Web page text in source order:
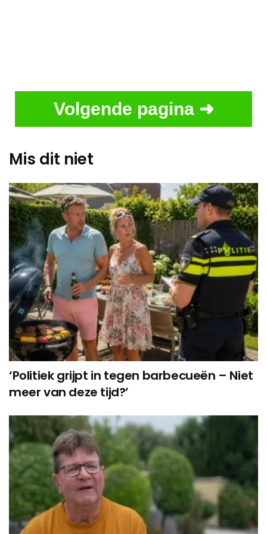
Volgende pagina ➜
Mis dit niet
‘Politiek grijpt in tegen barbecueën – Niet
meer van deze tijd?’